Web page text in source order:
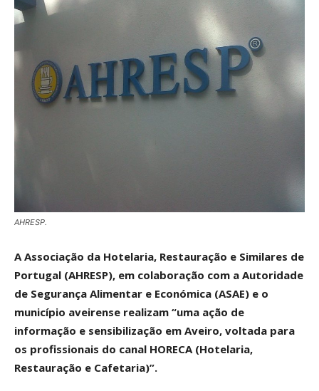
AHRESP.
A Associação da Hotelaria, Restauração e Similares de
Portugal (AHRESP), em colaboração com a Autoridade
de Segurança Alimentar e Económica (ASAE) e o
município aveirense realizam “uma ação de
informação e sensibilização em Aveiro, voltada para
os profissionais do canal HORECA (Hotelaria,
Restauração e Cafetaria)”.